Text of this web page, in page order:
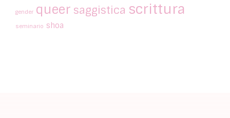
gender queer saggistica scrittura
seminario shoa